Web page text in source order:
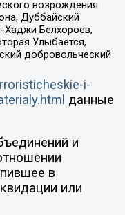
возрождения
Дуббайский
Хаджи Белхороев,
Улыбается,
добровольческий
i-
данные
и
в
или